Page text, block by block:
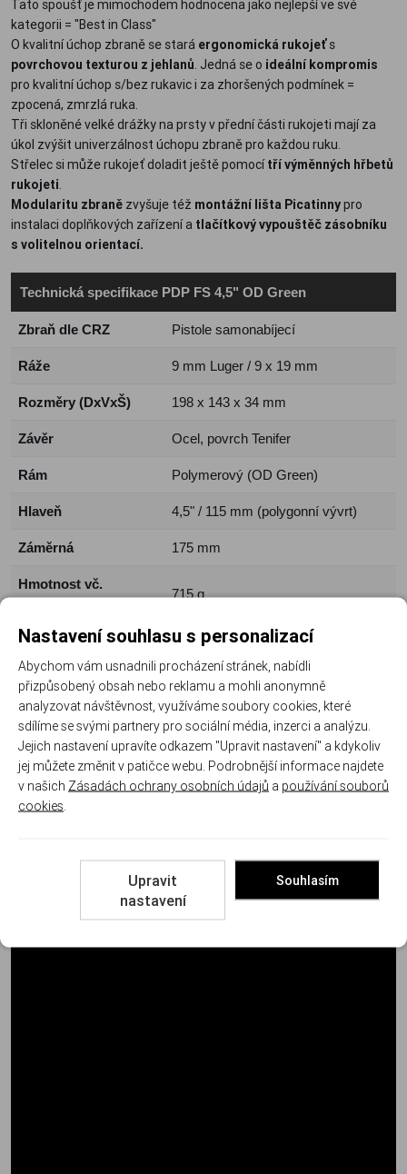
Tato spoušť je mimochodem hodnocena jako nejlepší ve své
kategorii = "Best in Class"
O kvalitní úchop zbraně se stará ergonomická rukojeťs
povrchovou texturou z jehlanů. Jedná se o ideální kompromis
pro kvalitní úchop s/bez rukavic i za zhoršených podmínek =
zpocená, zmrzlá ruka.
Tři skloněné velké drážky na prsty v přední části rukojeti mají za
úkol zvýšit univerzálnost úchopu zbraně pro každou ruku.
Střelec si může rukojeť doladit ještě pomocítří výměnných hřbetů
rukojeti.
Modularitu zbraně zvyšuje též montážní lišta Picatinnypro
instalaci doplňkových zařízení a tlačítkový vypouštěč zásobníku
s volitelnou orientací.
Technická specifikace PDP FS 4,5" OD Green
Zbraň dle CRZ Pistole samonabíjecí
Ráže 9 mm Luger / 9 x 19 mm
Rozměry (DxVxŠ) 198 x 143 x 34 mm
Závěr Ocel, povrch Tenifer
Rám Polymerový (OD Green)
Hlaveň 4,5" / 115 mm (polygonní vývrt)
Záměrná 175 mm
Hmotnost vč.
715 g
Kapacita zásobníku 18 nábojů
Odpor spouště 2500 g / reset 7 mm
Mířidla Polymerová, bílé tečky
Obsah balení:plastový kufřík, pistole, 2x zásobník (18 nábojů),
výměnný hřbet S a L, nabíjecí pomůcka, torx klíč, šroubovák
korekce hledí, originál návod, český návod
Nastavení souhlasu s personalizací
Abychom vám usnadnili procházení stránek, nabídli
přizpůsobený obsah nebo reklamu a mohli anonymně
analyzovat návštěvnost, využíváme soubory cookies, které
sdílíme se svými partnery pro sociální média, inzerci a analýzu.
Jejich nastavení upravíte odkazem "Upravit nastavení" a kdykoliv
jej můžete změnit v patičce webu. Podrobnější informace najdete
v našich Zásadách ochrany osobních údajů a používání souborů
cookies
Upravit
nastavení
Souhlasím